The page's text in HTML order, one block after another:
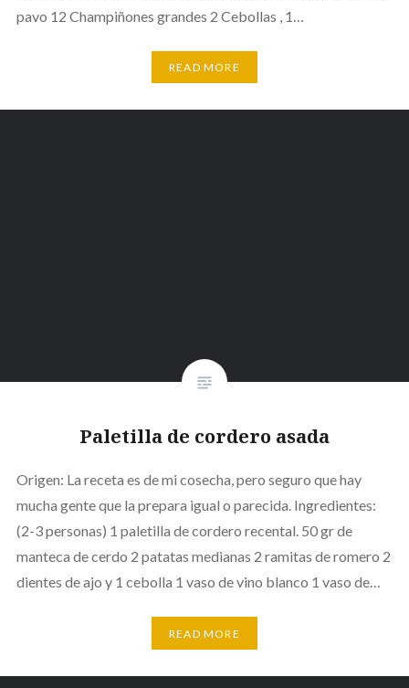
pavo 12 Champiñones grandes 2 Cebollas , 1…
READ MORE
Paletilla de cordero asada
Origen: La receta es de mi cosecha, pero seguro que hay
mucha gente que la prepara igual o parecida. Ingredientes:
(2-3 personas) 1 paletilla de cordero recental. 50 gr de
manteca de cerdo 2 patatas medianas 2 ramitas de romero 2
dientes de ajo y 1 cebolla 1 vaso de vino blanco 1 vaso de…
READ MORE